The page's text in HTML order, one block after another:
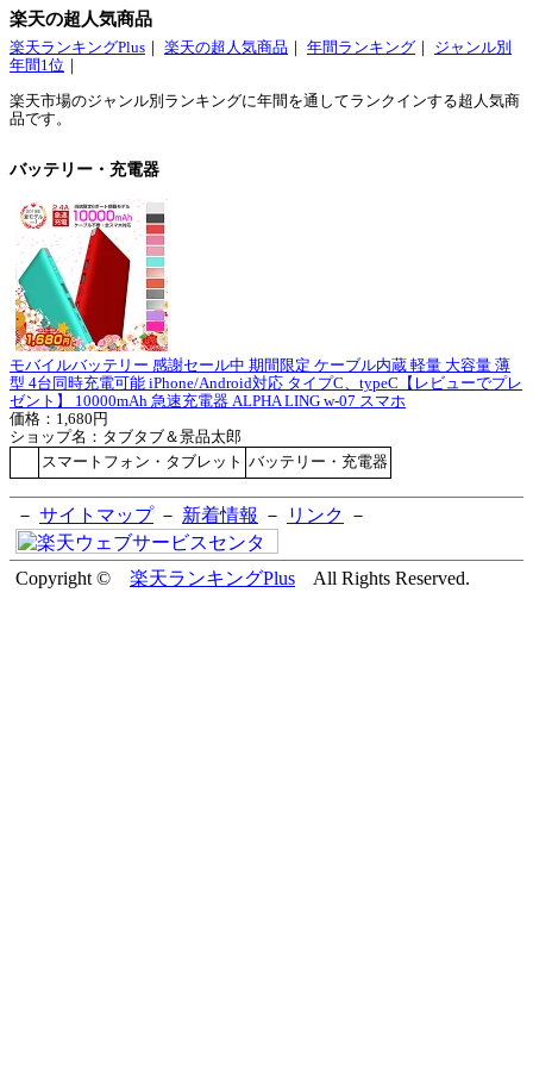
楽天の超人気商品
楽天ランキングPlus 楽天の超人気商品 年間ランキング
ジャンル別
年間1位
楽天市場のジャンル別ランキングに年間を通してランクインする超人気商
品です。
バッテリー・充電器
モバイルバッテリー 感謝セール中 期間限定 ケーブル内蔵 軽量 大容量 薄
型 4台同時充電可能 iPhone/Android対応 タイプC、typeC【レビューでプレ
ゼント】 10000mAh 急速充電器 ALPHA LING w-07 スマホ
価格：1,680円
ショップ名：タブタブ＆景品太郎
スマートフォン・タブレット バッテリー・充電器
－ サイトマップ－ 新着情報 － リンク －
Copyright © 楽天ランキングPlus All Rights Reserved.